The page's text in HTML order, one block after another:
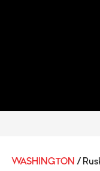
WASHINGTON /